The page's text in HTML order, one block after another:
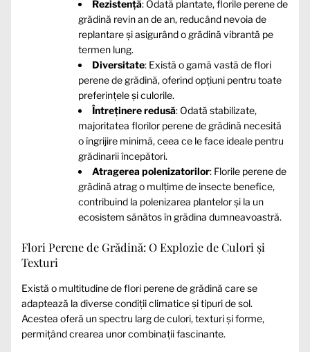
Rezistență: Odată plantate, florile perene de
grădină revin an de an, reducând nevoia de
replantare și asigurând o grădină vibrantă pe
termen lung.
Diversitate: Există o gamă vastă de flori
perene de grădină, oferind opțiuni pentru toate
preferințele și culorile.
Întreținere redusă: Odată stabilizate,
majoritatea florilor perene de grădină necesită
o îngrijire minimă, ceea ce le face ideale pentru
grădinarii începători.
Atragerea polenizatorilor: Florile perene de
grădină atrag o mulțime de insecte benefice,
contribuind la polenizarea plantelor și la un
ecosistem sănătos în grădina dumneavoastră.
Flori Perene de Grădină: O Explozie de Culori și
Texturi
Există o multitudine de flori perene de grădină care se
adaptează la diverse condiții climatice și tipuri de sol.
Acestea oferă un spectru larg de culori, texturi și forme,
permițând crearea unor combinații fascinante.